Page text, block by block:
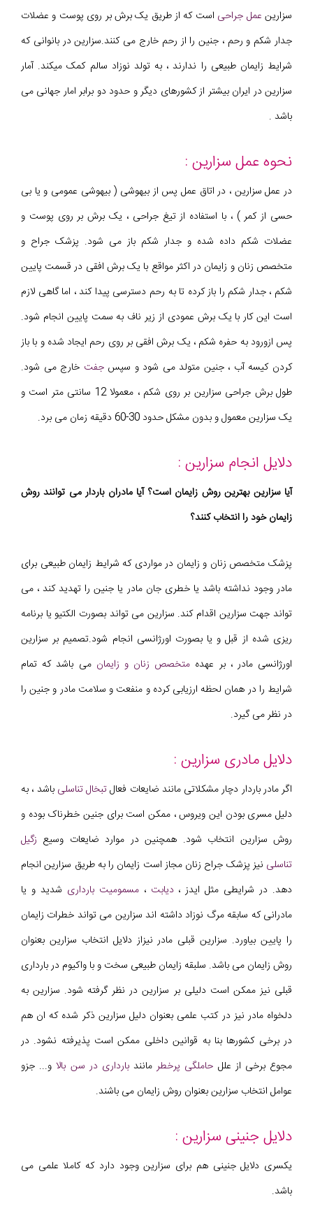
سزارین عمل جراحی است که از طریق یک برش بر روی پوست و عضلات
جدار شکم و رحم ، جنین را از رحم خارج می کنند.سزارین در بانوانی که
شرایط زایمان طبیعی را ندارند ، به تولد نوزاد سالم کمک میکند. آمار
سزارین در ایران بیشتر از کشورهای دیگر و حدود دو برابر امار جهانی می
باشد .
نحوه عمل سزارین :
در عمل سزارین ، در اتاق عمل پس از بیهوشی ( بیهوشی عمومی و یا بی
حسی از کمر ) ، با استفاده از تیغ جراحی ، یک برش بر روی پوست و
عضلات شکم داده شده و جدار شکم باز می شود. پزشک جراح و
متخصص زنان و زایمان در اکثر مواقع با یک برش افقی در قسمت پایین
شکم ، جدار شکم را باز کرده تا به رحم دسترسی پیدا کند ، اما گاهی لازم
است این کار با یک برش عمودی از زیر ناف به سمت پایین انجام شود.
پس ازورود به حفره شکم ، یک برش افقی بر روی رحم ایجاد شده و با باز
کردن کیسه آب ، جنین متولد می شود و سپسجفت خارج می شود.
طول برش جراحی سزارین بر روی شکم ، معمولا 12 سانتی متر است و
یک سزارین معمول و بدون مشکل حدود 30-60 دقیقه زمان می برد.
دلایل انجام سزارین :
آیا سزارین بهترین روش زایمان است؟ آیا مادران باردار می توانند روش
زایمان خود را انتخاب کنند؟
پزشک متخصص زنان و زایمان در مواردی که شرایط زایمان طبیعی برای
مادر وجود نداشته باشد یا خطری جان مادر یا جنین را تهدید کند ، می
تواند جهت سزارین اقدام کند. سزارین می تواند بصورت الکتیو یا برنامه
ریزی شده از قبل و یا بصورت اورژانسی انجام شود.تصمیم بر سزارین
اورژانسی مادر ، بر عهده متخصص زنان و زایمان می باشد که تمام
شرایط را در همان لحظه ارزیابی کرده و منفعت و سلامت مادر و جنین را
در نظر می گیرد.
دلایل مادری سزارین :
اگر مادر باردار دچار مشکلاتی مانند ضایعات فعالتبخال تناسلی باشد ، به
دلیل مسری بودن این ویروس ، ممکن است برای جنین خطرناک بوده و
روش سزارین انتخاب شود. همچنین در موارد ضایعات وسیع زگیل
تناسلی نیز پزشک جراح زنان مجاز است زایمان را به طریق سزارین انجام
دهد. در شرایطی مثل ایدز ، دیابت،مسمومیت بارداری شدید و یا
مادرانی که سابقه مرگ نوزاد داشته اند سزارین می تواند خطرات زایمان
را پایین بیاورد. سزارین قبلی مادر نیزاز دلایل انتخاب سزارین بعنوان
روش زایمان می باشد. سلبقه زایمان طبیعی سخت و با واکیوم در بارداری
قبلی نیز ممکن است دلیلی بر سزارین در نظر گرفته شود. سزارین به
دلخواه مادر نیز در کتب علمی بعنوان دلیل سزارین ذکر شده که ان هم
در برخی کشورها بنا به قوانین داخلی ممکن است پذیرفته نشود. در
مجوع برخی از علل حاملگی پرخطر مانندبارداری در سن بالاو... جزو
عوامل انتخاب سزارین بعنوان روش زایمان می باشند.
دلایل جنینی سزارین :
یکسری دلایل جنینی هم برای سزارین وجود دارد که کاملا علمی می
باشد.